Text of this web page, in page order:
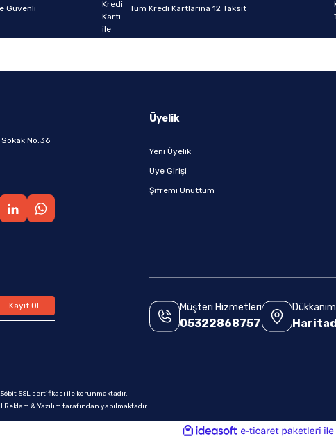
Güvenli Tüm Kredi Kartlarına 12 Taksit
No:36
Üyelik
Yeni Üyelik
Üye Girişi
Şifremi Unuttum
Kayıt Ol Müşteri Hizmetleri
05322868757
SSL sertifikası ile korunmaktadır.
& Yazılım tarafından yapılmaktadır.
ideasoft
e-